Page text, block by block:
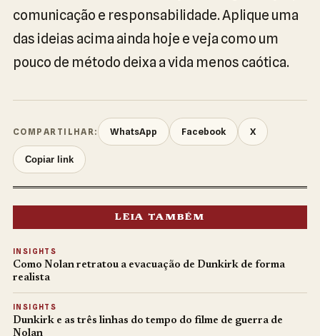
comunicação e responsabilidade. Aplique uma
das ideias acima ainda hoje e veja como um
pouco de método deixa a vida menos caótica.
COMPARTILHAR: WhatsApp Facebook X
Copiar link
LEIA TAMBÉM
INSIGHTS
Como Nolan retratou a evacuação de Dunkirk de forma
realista
INSIGHTS
Dunkirk e as três linhas do tempo do filme de guerra de
Nolan